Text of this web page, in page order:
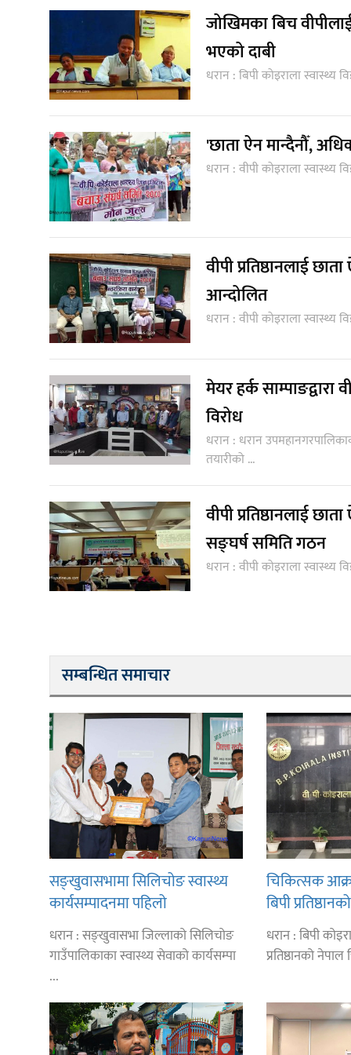
जोखिमका बिच
भएको दाबी
धरान : बिपी कोइराला स्वास्थ्य
'छाता ऐन मान्दैनौँ,
धरान : वीपी कोइराला स्वास्थ्य
वीपी प्रतिष्ठानलाई
आन्दोलित
धरान : वीपी कोइराला स्वास्थ्य
मेयर हर्क साम्पाङद्वारा
विरोध
धरान : धरान
तयारीको ...
वीपी प्रतिष्ठानलाई
सङ्घर्ष समिति गठन
धरान : वीपी कोइराला स्वास्थ्य
सम्बन्धित समाचार
सङ्खुवासभामा सिलिचोङ स्वास्थ्य
कार्यसम्पादनमा पहिलो
धरान : सङ्खुवासभा जिल्लाको सिलिचोङ
गाउँपालिकाका स्वास्थ्य सेवाको कार्यसम्पा
...
चिकित्सक
बिपी
सबै सेवा बन्द
धरान : बिपी
प्रतिष्ठानको